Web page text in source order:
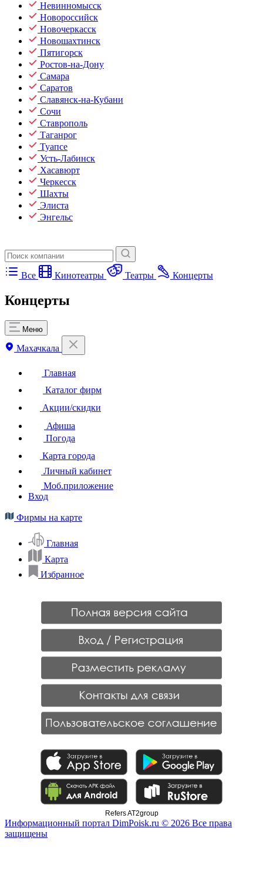
Невинномысск
Новороссийск
Новочеркасск
Новошахтинск
Пятигорск
Ростов-на-Дону
Самара
Саратов
Славянск-на-Кубани
Сочи
Ставрополь
Таганрог
Туапсе
Усть-Лабинск
Хасавюрт
Черкесск
Шахты
Элиста
Энгельс
Все Кинотеатры Театры Концерты
Концерты
Меню
Махачкала
Главная
Каталог фирм
Акции/скидки
Афиша
Погода
Карта города
Личный кабинет
Моб.приложение
Вход
Фирмы на карте
Главная
Карта
Избранное
Refers AT2group
Информационный портал DimPoisk.ru © 2026 Все права
защищены